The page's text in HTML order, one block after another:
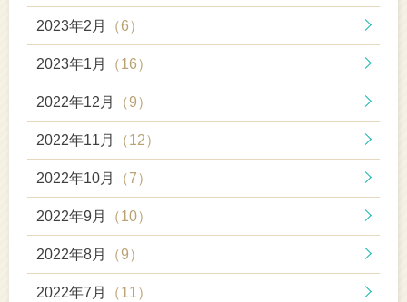
2023年2月 （6）
2023年1月 （16）
2022年12月 （9）
2022年11月 （12）
2022年10月 （7）
2022年9月 （10）
2022年8月 （9）
2022年7月 （11）